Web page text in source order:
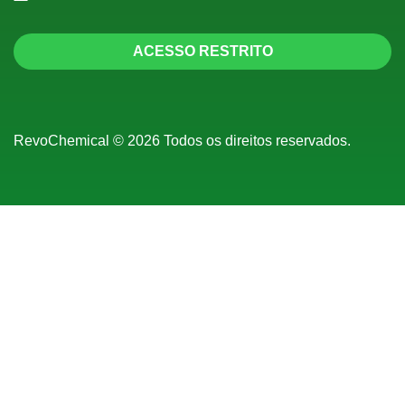
ACESSO RESTRITO
RevoChemical © 2026 Todos os direitos reservados.